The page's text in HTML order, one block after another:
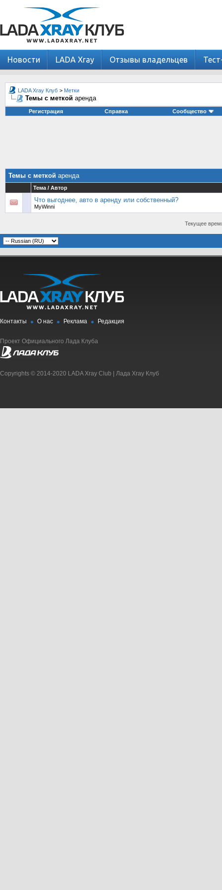
Новости LADA Xray Отзывы владельцев
LADA Xray Клуб > Метки
Темы с меткой аренда
Регистрация Справка Сообщество
Темы с меткой аренда
Тема / Автор
Что выгоднее, авто в аренду или собственный?
MyWinni
Текущее
Контакты О нас Реклама Редакция
Проект Официального Лада Клуба
Copyrights © 2014-2020 LADA Xray Club | Лада Xray Клуб